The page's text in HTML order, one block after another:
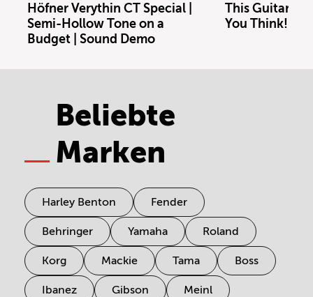
Höfner Verythin CT Special |
Semi-Hollow Tone on a
Budget | Sound Demo
This Guitar
You Think!
Beliebte
Marken
Harley Benton Fender
Behringer Yamaha Roland
Korg Mackie Tama Boss
Ibanez Gibson Meinl